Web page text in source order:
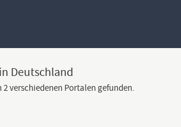
Deutschland
verschiedenen Portalen gefunden.